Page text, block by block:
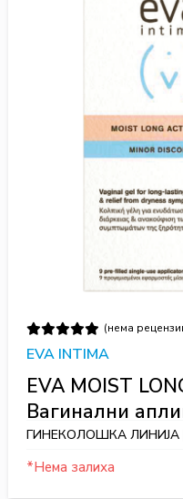
(нема
EVA INTIMA
EVA MOIST
Вагинални
ГИНЕКОЛОШКА ЛИНИЈА |
*Нема залиха